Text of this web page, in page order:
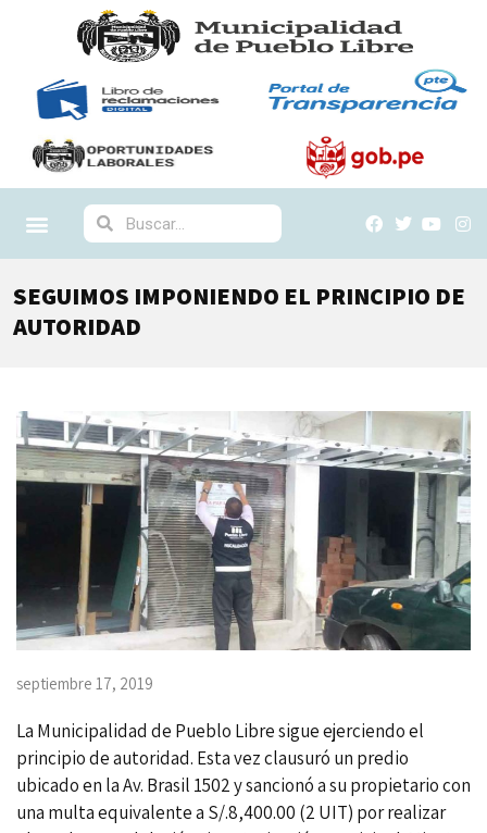
SEGUIMOS IMPONIENDO EL PRINCIPIO DE
AUTORIDAD
septiembre 17, 2019
La Municipalidad de Pueblo Libre sigue ejerciendo el
principio de autoridad. Esta vez clausuró un predio
ubicado en la Av. Brasil 1502 y sancionó a su propietario con
una multa equivalente a S/.8,400.00 (2 UIT) por realizar